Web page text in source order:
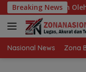
Langsung
ke
konten
Breaking News
Oleh Oknum Bank
Nasional News Zona